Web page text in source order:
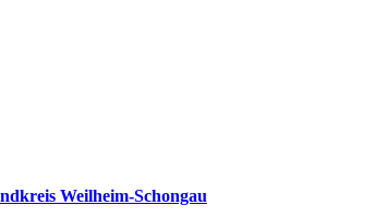
Weilheim-Schongau